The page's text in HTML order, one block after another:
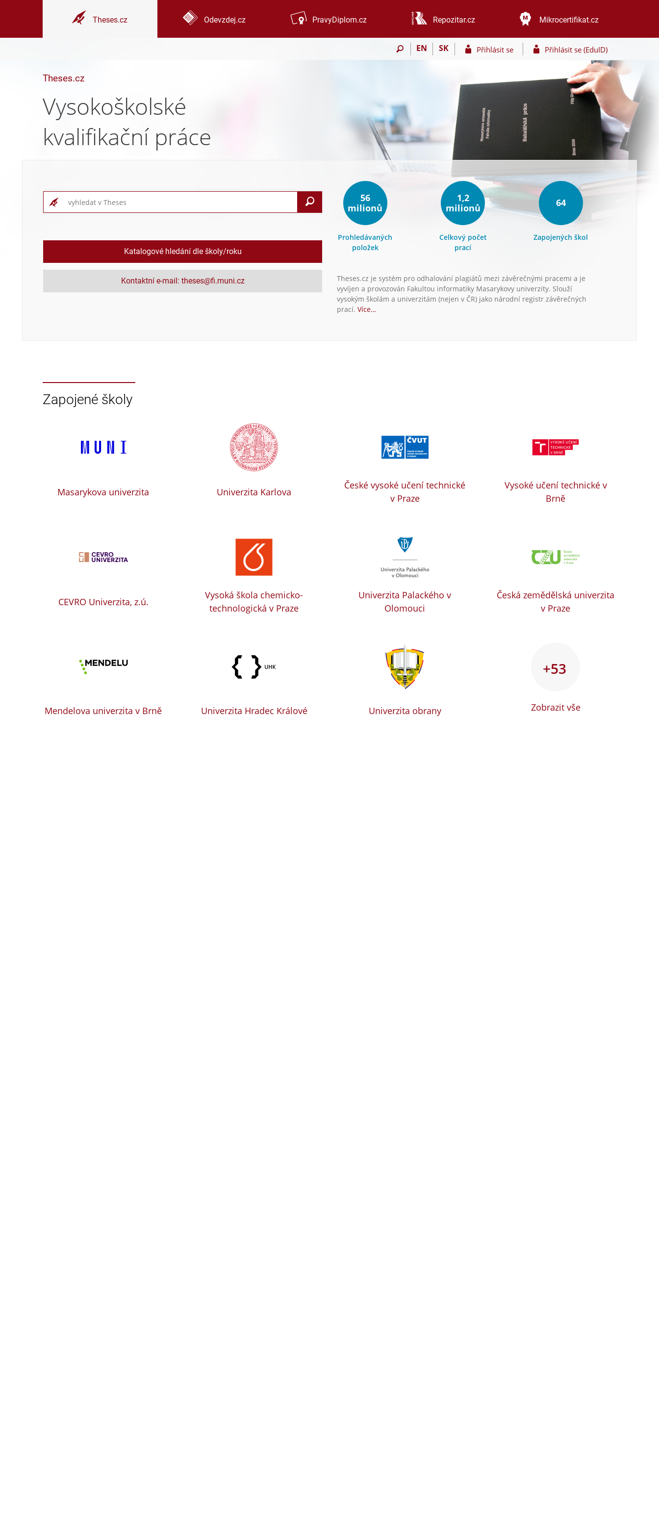
Theses.cz Odevzdej.cz PravyDiplom.cz Repozitar.cz Mikrocertifikat.cz
EN SK Přihlásit se Přihlásit se (EduID)
Theses.cz
Vysokoškolské
kvalifikační práce
Vyhledat
Katalogové hledání dle školy/roku
Kontaktní e-mail: theses@fi.muni.cz
56
milionů
Prohledávaných
položek
1,2
milionů
Celkový počet
prací
64
Zapojených škol
Theses.cz je systém pro odhalování plagiátů mezi závěrečnými pracemi a je
vyvíjen a provozován Fakultou informatiky Masarykovy univerzity. Slouží
vysokým školám a univerzitám (nejen v ČR) jako národní registr závěrečných
prací. Více…
Zapojené školy
Masarykova univerzita Univerzita Karlova
České vysoké učení technické
v Praze
Vysoké učení technické v
Brně
CEVRO Univerzita, z.ú.
Vysoká škola chemicko-
technologická v Praze
Univerzita Palackého v
Olomouci
Česká zemědělská univerzita
v Praze
Mendelova univerzita v Brně Univerzita Hradec Králové Univerzita obrany
+53
Zobrazit vše